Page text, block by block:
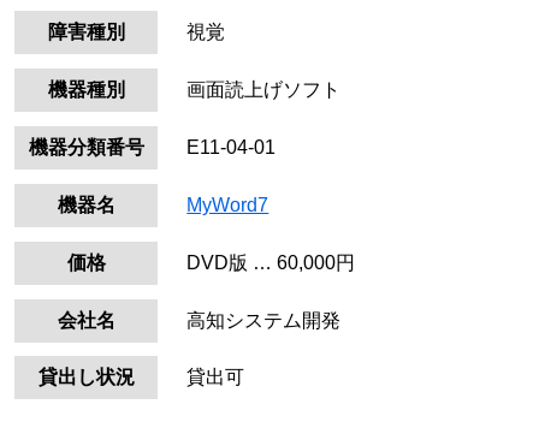
障害種別 視覚
機器種別 画面読上げソフト
機器分類番号 E11-04-01
機器名 MyWord7
価格 DVD版 … 60,000円
会社名 高知システム開発
貸出し状況 貸出可